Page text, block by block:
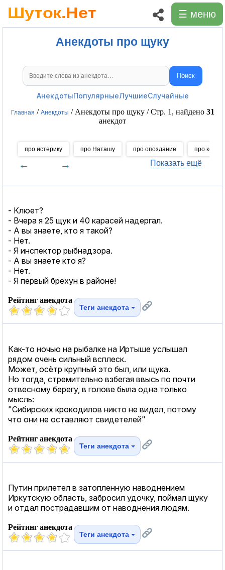
☰ меню
Анекдоты про щуку
Поиск анекдотов Поиск
АнекдотыПопулярныеЛучшиеСлучайные
Главная / Анекдоты / Анекдоты про щуку / Стр. 1, найдено 31
анекдот
про истерику про Наташу про опоздание про
← → Показать ещё
- Клюет?
- Вчера я 25 щук и 40 карасей надергал.
- А вы знаете, кто я такой?
- Нет.
- Я инспектор рыбнадзора.
- А вы знаете кто я?
- Нет.
- Я первый брехун в районе!
Рейтинг анекдота
Теги анекдота
Как-то ночью на рыбалке на Иртыше услышал
рядом очень сильный всплеск.
Может, осётр крупный это был, или щука.
Но тогда, стремительно взбегая ввысь по почти
отвесному берегу, в голове была одна только
мысль:
"Сибирских крокодилов никто не видел, потому
что они не оставляют свидетелей"
Рейтинг анекдота
Теги анекдота
Путин прилетел в затопленную наводнением
Иркутскую область, забросил удочку, поймал щуку
и отдал пострадавшим от наводнения людям.
Рейтинг анекдота
Теги анекдота